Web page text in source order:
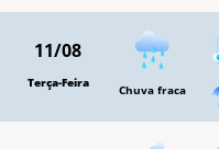
11/08
Terça-Feira Chuva fraca